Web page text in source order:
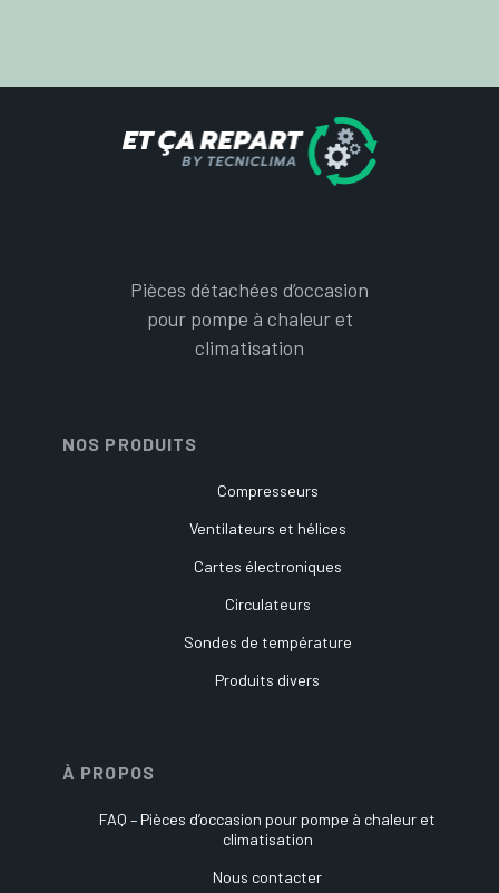
Pièces détachées d’occasion
pour pompe à chaleur et
climatisation
NOS PRODUITS
Compresseurs
Ventilateurs et hélices
Cartes électroniques
Circulateurs
Sondes de température
Produits divers
À PROPOS
FAQ – Pièces d’occasion pour pompe à chaleur et
climatisation
Nous contacter